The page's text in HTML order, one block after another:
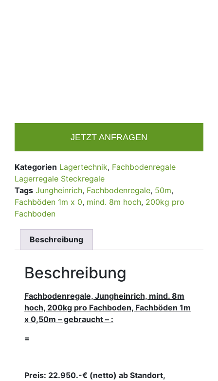
JETZT ANFRAGEN
Kategorien Lagertechnik, Fachbodenregale
Lagerregale Steckregale
Tags Jungheinrich, Fachbodenregale, 50m,
Fachböden 1m x 0, mind. 8m hoch, 200kg pro
Fachboden
Beschreibung
Beschreibung
Fachbodenregale, Jungheinrich, mind. 8m
hoch, 200kg pro Fachboden, Fachböden 1m
x 0,50m – gebraucht – :
=
Preis: 22.950.-€ (netto) ab Standort,